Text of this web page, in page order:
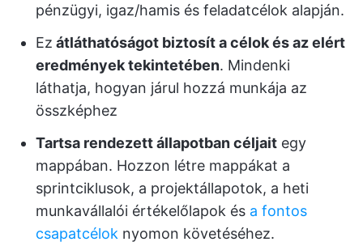
pénzügyi, igaz/hamis és feladatcélok alapján.
Ez átláthatóságot biztosít a célok és az elért
eredmények tekintetében. Mindenki
láthatja, hogyan járul hozzá munkája az
összképhez
Tartsa rendezett állapotban céljait egy
mappában. Hozzon létre mappákat a
sprintciklusok, a projektállapotok, a heti
munkavállalói értékelőlapok és a fontos
csapatcélok nyomon követéséhez.